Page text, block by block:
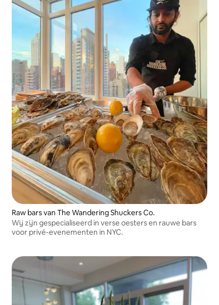
Raw bars van The Wandering Shuckers Co.
Wij zijn gespecialiseerd in verse oesters en rauwe bars
voor privé-evenementen in NYC.